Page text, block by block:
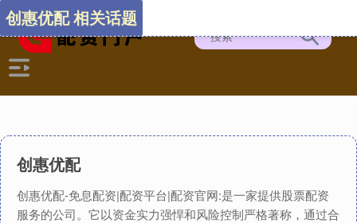
创惠优配
创惠优配-免息配资|配资平台|配资官网:是一家提供股票配资
服务的公司。它以资金实力强悍和风险控制严格著称，通过合
创惠优配 相关话题